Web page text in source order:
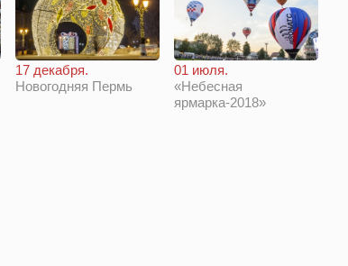
17 декабря.
Новогодняя Пермь
01 июля.
«Небесная
ярмарка-2018»